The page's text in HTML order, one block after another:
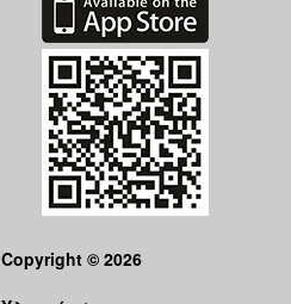
Copyright © 2026